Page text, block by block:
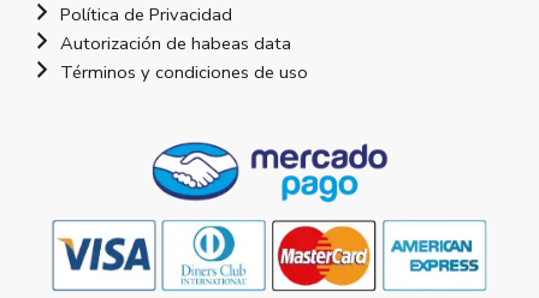
Política de Privacidad
Autorización de habeas data
Términos y condiciones de uso